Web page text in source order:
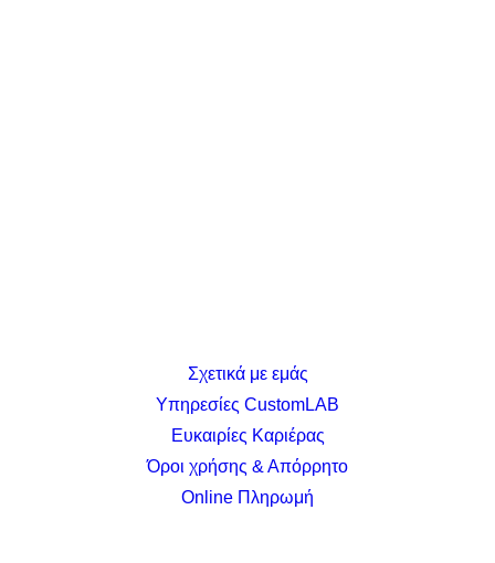
Σχετικά με εμάς
Υπηρεσίες CustomLAB
Ευκαιρίες Καριέρας
Όροι χρήσης & Απόρρητο
Online Πληρωμή